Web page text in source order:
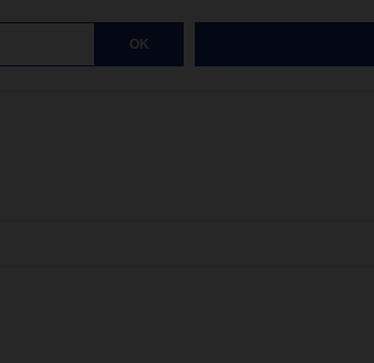
OK